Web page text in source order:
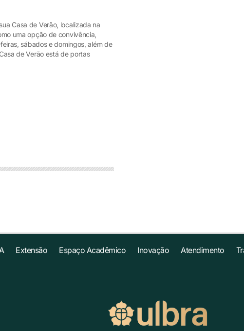
Casa de Verão, localizada na
uma opção de convivência,
sábados e domingos, além de
de Verão está de portas
Extensão Espaço Acadêmico Inovação Atendimento